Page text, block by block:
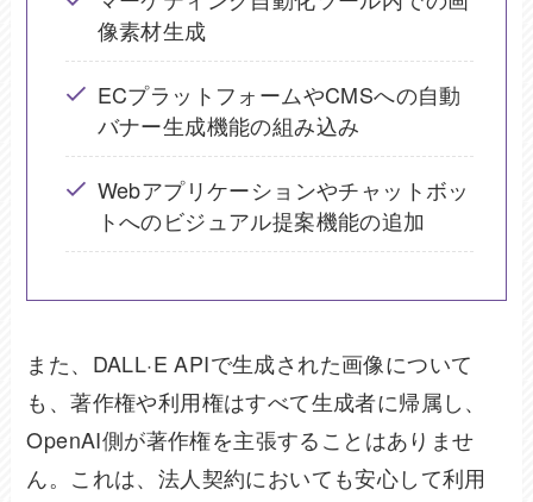
像素材生成
ECプラットフォームやCMSへの自動
バナー生成機能の組み込み
Webアプリケーションやチャットボッ
トへのビジュアル提案機能の追加
また、DALL·E APIで生成された画像について
も、著作権や利用権はすべて生成者に帰属し、
OpenAI側が著作権を主張することはありませ
ん。これは、法人契約においても安心して利用